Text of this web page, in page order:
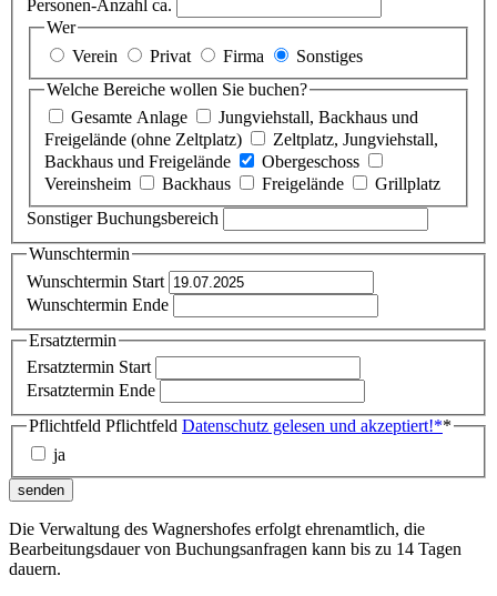
Personen-Anzahl ca.
Wer
Verein
Privat Firma
Sonstiges
Welche Bereiche wollen Sie buchen?
Gesamte Anlage
Jungviehstall, Backhaus und
Freigelände (ohne Zeltplatz)
Zeltplatz, Jungviehstall,
Backhaus und Freigelände
Obergeschoss
Vereinsheim
Backhaus Freigelände
Grillplatz
Sonstiger Buchungsbereich
Wunschtermin
Wunschtermin Start
Wunschtermin Ende
Ersatztermin
Ersatztermin Start
Ersatztermin Ende
Pflichtfeld Pflichtfeld Datenschutz gelesen und akzeptiert!**
ja
senden
Die Verwaltung des Wagnershofes erfolgt ehrenamtlich, die
Bearbeitungsdauer von Buchungsanfragen kann bis zu 14 Tagen
dauern.